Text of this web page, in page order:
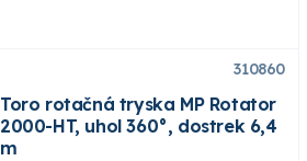
310860
Toro rotačná tryska MP Rotator
2000-HT, uhol 360°, dostrek 6,4
m